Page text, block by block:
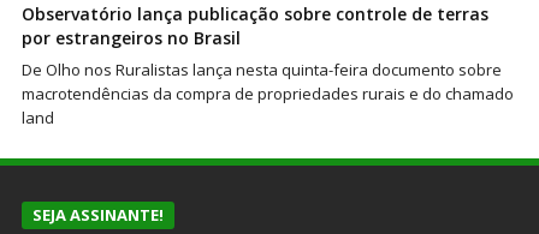
Observatório lança publicação sobre controle de terras
por estrangeiros no Brasil
De Olho nos Ruralistas lança nesta quinta-feira documento sobre
macrotendências da compra de propriedades rurais e do chamado
land
SEJA ASSINANTE!